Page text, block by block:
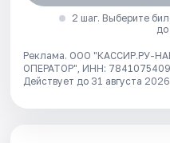
2 шаг. Выберите
Реклама. ООО "КАССИР.РУ-
ОПЕРАТОР", ИНН: 7841075409
Действует до 31 августа 2026